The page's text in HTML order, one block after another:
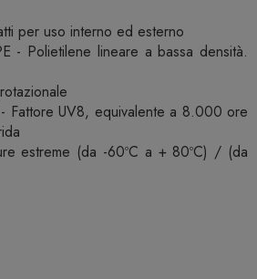
per uso interno ed esterno
- Polietilene lineare a bassa densità.
Fattore UV8, equivalente a 8.000 ore
estreme (da -60ºC a + 80ºC) / (da